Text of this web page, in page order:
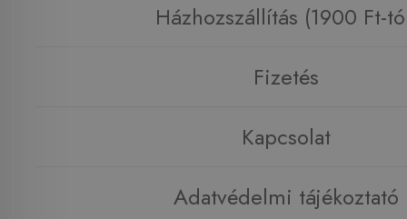
Házhozszállítás (1900 Ft-
Fizetés
Kapcsolat
Adatvédelmi tájékoztató